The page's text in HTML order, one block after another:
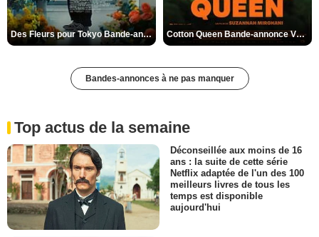
Des Fleurs pour Tokyo Bande-annonce VO STFR Cotton Queen Bande-annonce VO STFR
Bandes-annonces à ne pas manquer
Top actus de la semaine
Déconseillée aux moins de 16
ans : la suite de cette série
Netflix adaptée de l'un des 100
meilleurs livres de tous les
temps est disponible
aujourd'hui